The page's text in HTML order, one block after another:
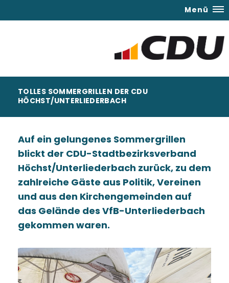
Menü
TOLLES SOMMERGRILLEN DER CDU
HÖCHST/UNTERLIEDERBACH
Auf ein gelungenes Sommergrillen
blickt der CDU-Stadtbezirksverband
Höchst/Unterliederbach zurück, zu dem
zahlreiche Gäste aus Politik, Vereinen
und aus den Kirchengemeinden auf
das Gelände des VfB-Unterliederbach
gekommen waren.